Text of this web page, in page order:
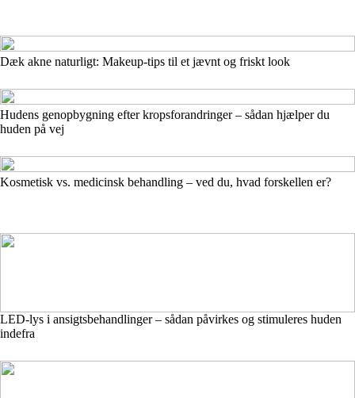
Dæk akne naturligt: Makeup-tips til et jævnt og friskt look
Hudens genopbygning efter kropsforandringer – sådan hjælper du
huden på vej
Kosmetisk vs. medicinsk behandling – ved du, hvad forskellen er?
LED-lys i ansigtsbehandlinger – sådan påvirkes og stimuleres huden
indefra